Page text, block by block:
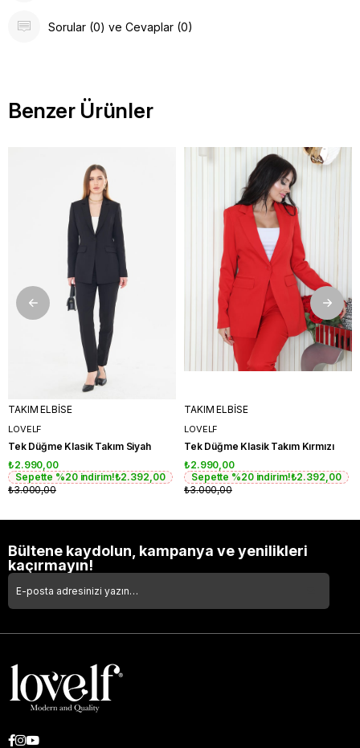
Sorular (0) ve Cevaplar (0)
Benzer Ürünler
TAKIM ELBİSE
LOVELF
Tek Düğme Klasik Takım Siyah
₺2.990,00
Sepette %20 indirim!₺2.392,00
₺3.000,00
TAKIM ELBİSE
LOVELF
Tek Düğme Klasik Takım Kırmızı
₺2.990,00
Sepette %20 indirim!₺2.392,00
₺3.000,00
Bültene kaydolun, kampanya ve yenilikleri
kaçırmayın!